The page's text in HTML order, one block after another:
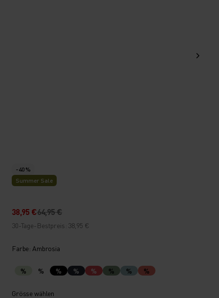
-40 %
Summer Sale
38,95 €64,95 €
30-Tage-Bestpreis: 38,95 €
Farbe: Ambrosia
% % % % % % % %
Grösse wählen